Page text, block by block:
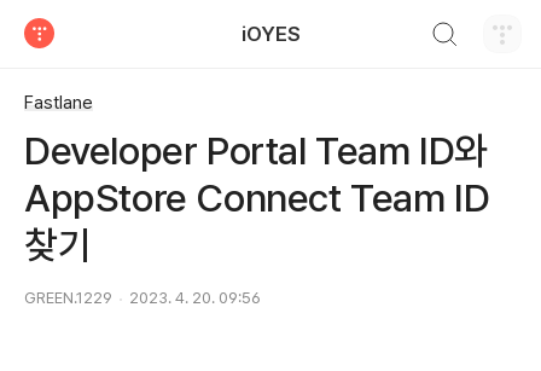
iOYES
Fastlane
Developer Portal Team ID와
AppStore Connect Team ID
찾기
GREEN.1229 2023. 4. 20. 09:56